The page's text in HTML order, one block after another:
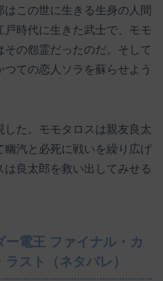
この世に生きる生身の人間
時代に生きた武士で、モモ
の怨霊だったのだ。そして
ての恋人ソラを蘇らせよう
た。モモタロスは親友良太
幽汽と必死に戦いを繰り広げ
良太郎を救い出してみせる
ー電王 ファイナル・カ
スト（ネタバレ）